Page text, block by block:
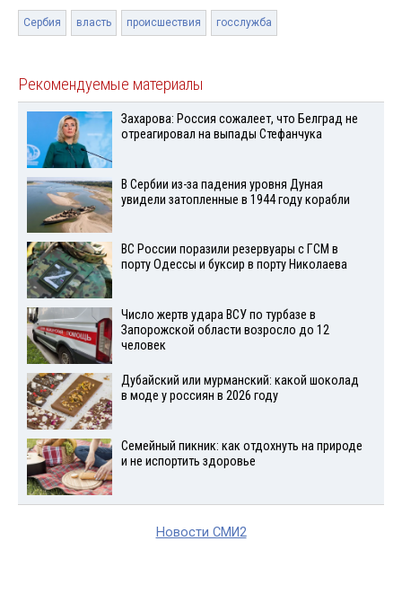
Сербия власть происшествия госслужба
Рекомендуемые материалы
Захарова: Россия сожалеет, что Белград не
отреагировал на выпады Стефанчука
В Сербии из-за падения уровня Дуная
увидели затопленные в 1944 году корабли
ВС России поразили резервуары с ГСМ в
порту Одессы и буксир в порту Николаева
Число жертв удара ВСУ по турбазе в
Запорожской области возросло до 12
человек
Дубайский или мурманский: какой шоколад
в моде у россиян в 2026 году
Семейный пикник: как отдохнуть на природе
и не испортить здоровье
Новости СМИ2